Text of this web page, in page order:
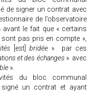
de signer un contrat avec
de l’observatoire
le fait que « certains
pas pris en compte »,
[est]bridée » par ces
et des échanges» avec
».
du bloc communal
un contrat et ayant